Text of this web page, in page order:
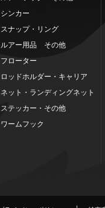
シンカー
スナップ・リング
ルアー用品 その他
フローター
ロッドホルダー・キャリア
ネット・ランディングネット
ステッカー・その他
ワームフック